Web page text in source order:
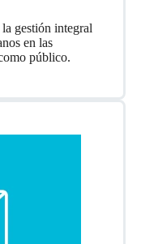
gestión integral
en las
público.